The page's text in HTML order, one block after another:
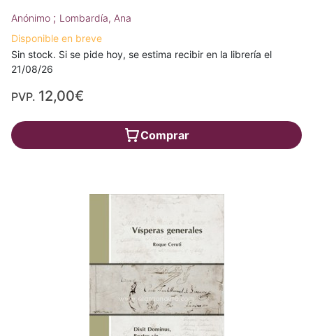
Anónimo ; Lombardía, Ana
Disponible en breve
Sin stock. Si se pide hoy, se estima recibir en la librería el
21/08/26
PVP. 12,00€
Comprar